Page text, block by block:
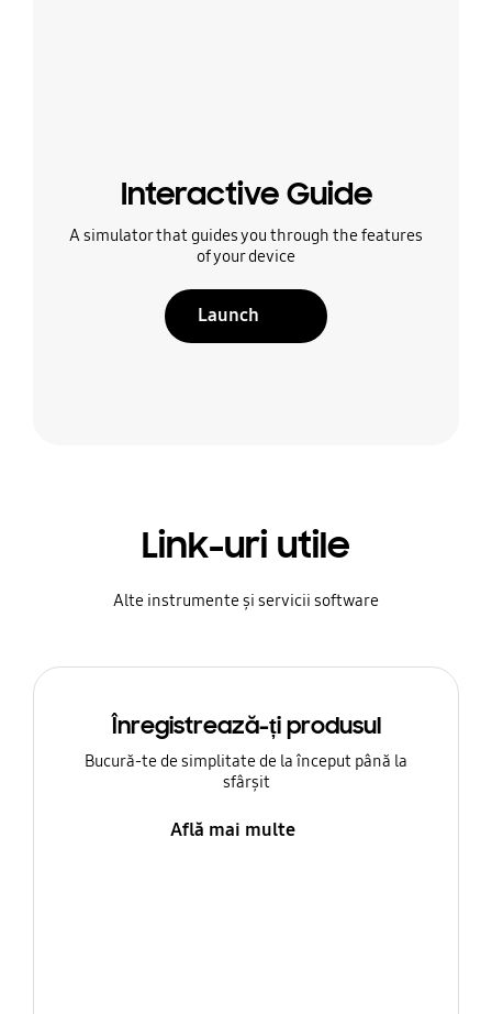
Interactive Guide
A simulator that guides you through the features
of your device
Launch
Link-uri utile
Alte instrumente și servicii software
Înregistrează-ți produsul
Bucură-te de simplitate de la început până la
sfârșit
Află mai multe